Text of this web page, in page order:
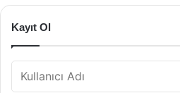
Kayıt Ol